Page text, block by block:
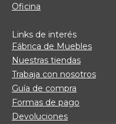
Oficina
Links de interés
Fábrica de Muebles
Nuestras tiendas
Trabaja con nosotros
Guía de compra
Formas de pago
Devoluciones